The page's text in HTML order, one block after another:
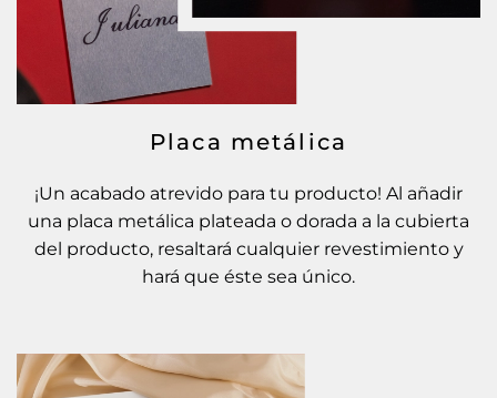
Placa metálica
¡Un acabado atrevido para tu producto! Al añadir
una placa metálica plateada o dorada a la cubierta
del producto, resaltará cualquier revestimiento y
hará que éste sea único.